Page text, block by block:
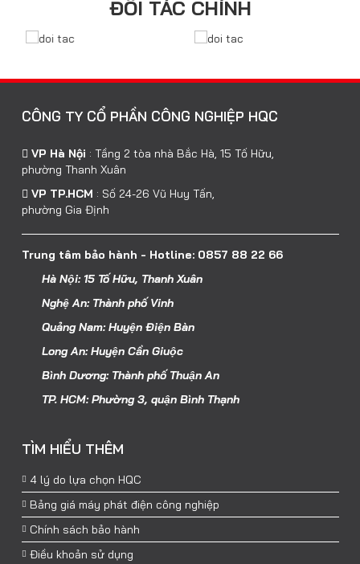
ĐỐI TÁC CHÍNH
CÔNG TY CỔ PHẦN CÔNG NGHIỆP HQC
VP Hà Nội : Tầng 2 tòa nhà Bắc Hà, 15 Tố Hữu,
phường Thanh Xuân
VP TP.HCM : Số 24-26 Vũ Huy Tấn,
phường Gia Định
Trung tâm bảo hành - Hotline: 0857 88 22 66
Hà Nội: 15 Tố Hữu, Thanh Xuân
Nghệ An: Thành phố Vinh
Quảng Nam: Huyện Điện Bàn
Long An: Huyện Cần Giuộc
Bình Dương: Thành phố Thuận An
TP. HCM: Phường 3, quận Bình Thạnh
TÌM HIỂU THÊM
4 lý do lựa chọn HQC
Bảng giá máy phát điện công nghiệp
Chính sách bảo hành
Điều khoản sử dụng